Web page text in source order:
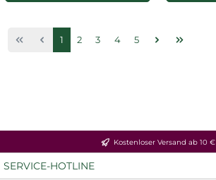
Seite
1 Seite
2 Seite
3 Seite
4 Seite
5
Kostenloser Versand ab 10 €
SERVICE-HOTLINE